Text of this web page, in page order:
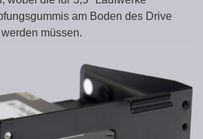
am Boden des Drive
müssen.